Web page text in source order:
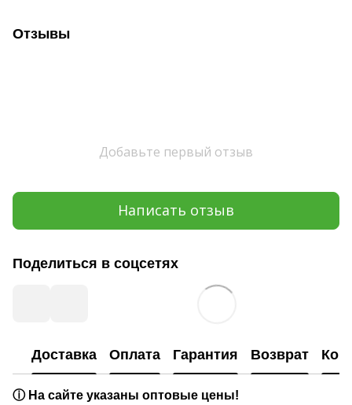
Отзывы
Добавьте первый отзыв
Написать отзыв
Поделиться в соцсетях
Доставка Оплата Гарантия Возврат
ⓘ На сайте указаны оптовые цены!